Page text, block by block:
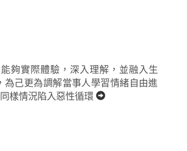
夠實際體驗，深入理解，並融入生
己更為調解當事人學習情緒自由進
樣情況陷入惡性循環